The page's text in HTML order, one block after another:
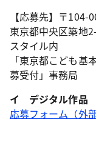
【応募先】〒104-
東京都中央区築地
スタイル内
「東京都こども
募受付」事務局
イ デジタル作品
応募フォーム（外